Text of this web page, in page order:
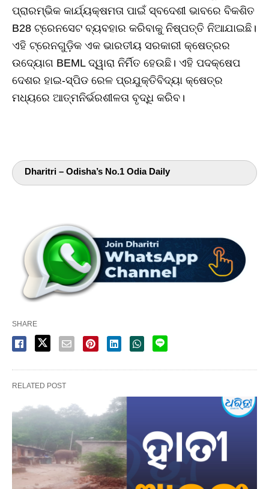
ପ୍ରାରମ୍ଭିକ କାର୍ଯ୍ୟକ୍ଷମତା ପାଇଁ ସ୍ବଦେଶୀ ଭାବରେ ବିକଶିତ
B28 ଟ୍ରେନସେଟ ବ୍ୟବହାର କରିବାକୁ ନିଷ୍ପତ୍ତି ନିଆଯାଇଛି।
ଏହି ଟ୍ରେନଗୁଡ଼ିକ ଏକ ଭାରତୀୟ ସରକାରୀ କ୍ଷେତ୍ରର
ଉଦ୍ୟୋଗ BEML ଦ୍ୱାରା ନିର୍ମିତ ହେଉଛି। ଏହି ପଦକ୍ଷେପ
ଦେଶର ହାଇ-ସ୍ପିଡ ରେଳ ପ୍ରଯୁକ୍ତିବିଦ୍ୟା କ୍ଷେତ୍ର
ମଧ୍ୟରେ ଆତ୍ମନିର୍ଭରଶୀଳତା ବୃଦ୍ଧି କରିବ।
Dharitri – Odisha’s No.1 Odia Daily
SHARE
RELATED POST